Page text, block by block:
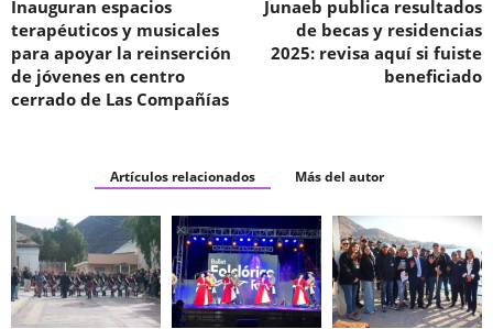
Inauguran espacios
terapéuticos y musicales
para apoyar la reinserción
de jóvenes en centro
cerrado de Las Compañías
Junaeb publica resultados
de becas y residencias
2025: revisa aquí si fuiste
beneficiado
Artículos relacionados Más del autor